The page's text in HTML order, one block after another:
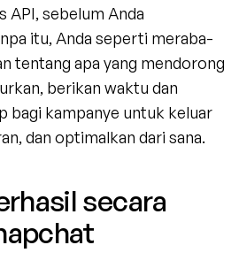
API, sebelum Anda
itu, Anda seperti meraba-
tentang apa yang mendorong
berikan waktu dan
bagi kampanye untuk keluar
dan optimalkan dari sana.
secara